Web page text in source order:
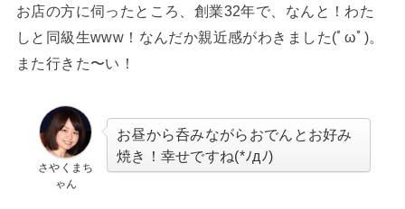
お店の方に伺ったところ、創業32年で、なんと！わた
しと同級生www！なんだか親近感がわきました(ﾟωﾟ)。
また行きた〜い！
さやくまち
ゃん
お昼から呑みながらおでんとお好み
焼き！幸せですね(*ﾉдﾉ)